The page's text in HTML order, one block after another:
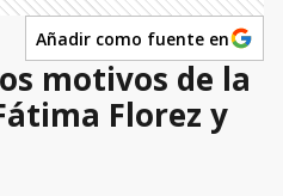
Añadir como fuente en
motivos de la
Florez y